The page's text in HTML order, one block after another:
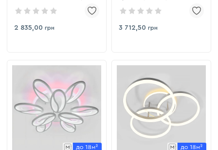
2 835,00 грн
(5565/8+4CF)
3 712,50 грн